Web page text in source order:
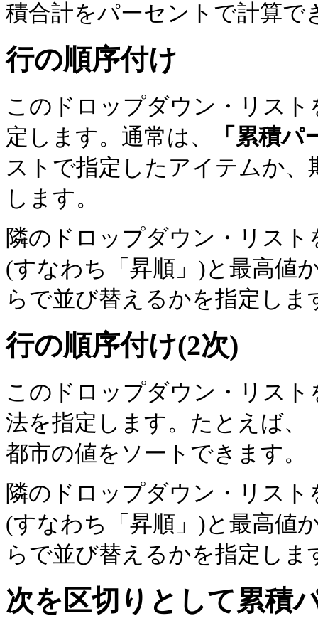
積合計をパーセントで計算で
行の順序付け
このドロップダウン・リス
定します。通常は、
「累積
ストで指定したアイテムか
します。
隣のドロップダウン・リス
(すなわち「昇順」)と最高値
らで並び替えるかを指定しま
行の順序付け(2次)
このドロップダウン・リス
法を指定します。たとえば、
都市の値をソートできます。
隣のドロップダウン・リス
(すなわち「昇順」)と最高値
らで並び替えるかを指定しま
次を区切りとして累積